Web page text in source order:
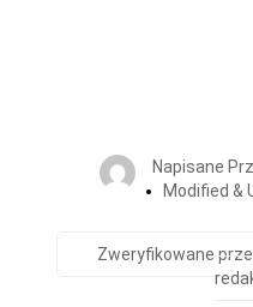
Napisane
Modified &
Zweryfikowane